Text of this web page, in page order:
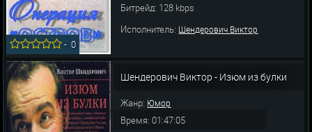
-0
Битрейд: 128 kbps
Исполнитель: Шендерович Виктор
Шендерович Виктор - Изюм из булки
Жанр: Юмор
Время: 01:47:05